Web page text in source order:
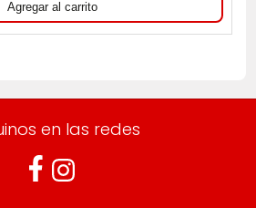
en las redes